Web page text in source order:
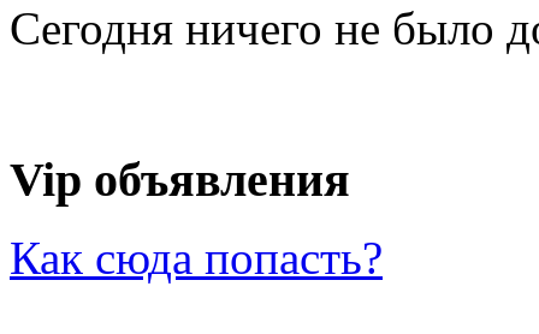
Сегодня ничего не было
Vip объявления
Как сюда попасть?